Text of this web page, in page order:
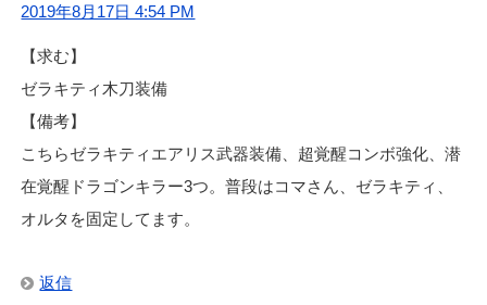
2019年8月17日 4:54 PM
【求む】
ゼラキティ木刀装備
【備考】
こちらゼラキティエアリス武器装備、超覚醒コンボ強化、潜
在覚醒ドラゴンキラー3つ。普段はコマさん、ゼラキティ、
オルタを固定してます。
返信